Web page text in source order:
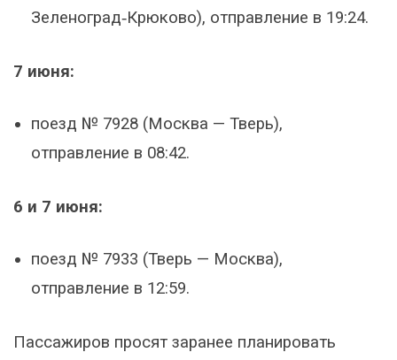
Зеленоград‑Крюково), отправление в 19:24.
7 июня:
поезд № 7928 (Москва — Тверь),
отправление в 08:42.
6 и 7 июня:
поезд № 7933 (Тверь — Москва),
отправление в 12:59.
Пассажиров просят заранее планировать